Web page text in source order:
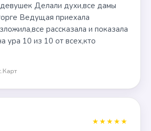
Делали духи,все дамы
Ведущая приехала
рассказала и показала
ура 10 из 10 от всех,кто
★★★★★